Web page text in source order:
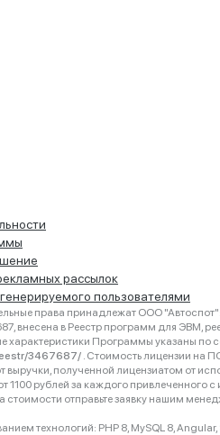
рассылок
пользователями
права принадлежат ООО "Автоспот":
внесена в Реестр программ для ЭВМ,
характеристики Программы указаны по
3467687/ . Стоимость лицензии на
выручки, полученной лицензиатом от
1100 рублей за каждого привлеченного
стоимости отправьте заявку нашим
технологий: PHP 8, MySQL 8,